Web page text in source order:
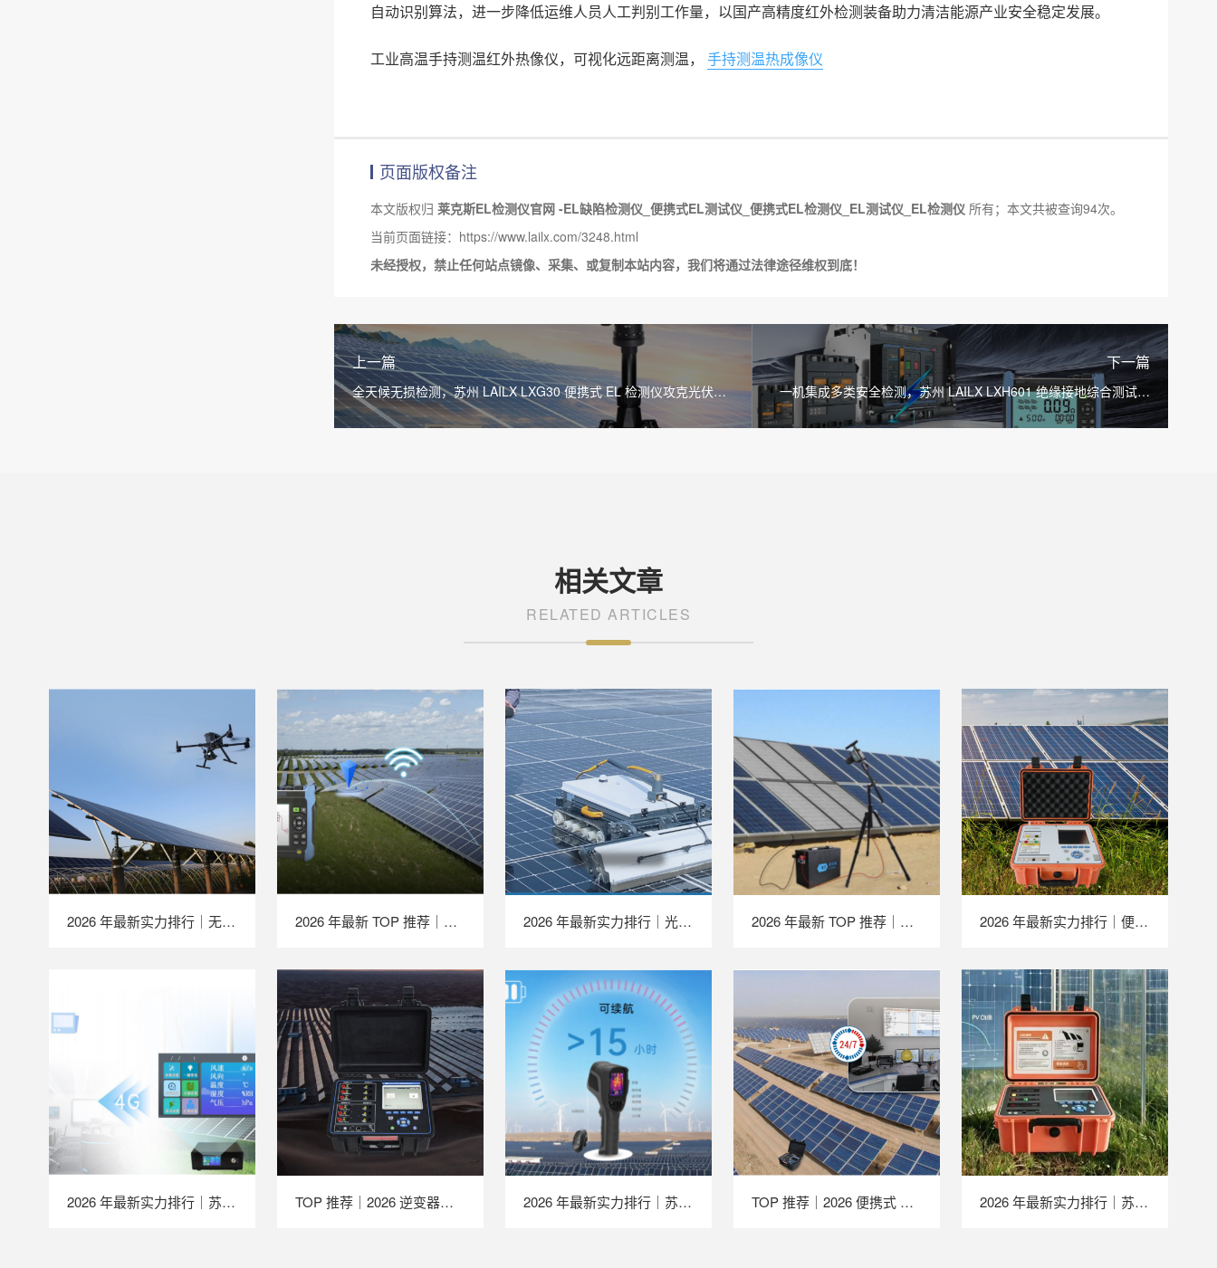
自动识别算法，进一步降低运维人员人工判别工作量，以国产高精度红外检测装备助力清洁能源产业安全稳定发展。
工业高温手持测温红外热像仪，可视化远距离测温， 手持测温热成像仪
页面版权备注
本文版权归 莱克斯EL检测仪官网 -EL缺陷检测仪_便携式EL测试仪_便携式EL检测仪_EL测试仪_EL检测仪 所有；本文共被查询94次。
当前页面链接：https://www.lailx.com/3248.html
未经授权，禁止任何站点镜像、采集、或复制本站内容，我们将通过法律途径维权到底！
上一篇
全天候无损检测，苏州 LAILX LXG30 便携式 EL 检测仪攻克光伏组
件隐裂检测难题
下一篇
一机集成多类安全检测，苏州 LAILX LXH601 绝缘接地综合测试仪
筑牢光伏电气防护底线
相关文章
RELATED ARTICLES
2026 年最新实力排行｜无人机 EL 检测系统 TOP 推荐，LAILX LXH210 深度解析 2026 年最新 TOP 推荐｜绝缘接地综合测试仪实力排行，LAILX LXH601 深度测评 2026 年最新实力排行｜光伏清洗机器人 TOP 推荐，LAILX LX‑H403 深度解析 2026 年最新 TOP 推荐｜便携式 EL 检测仪实力排行，LAILX LXG50 深度测评 2026 年最新实力排行｜便携式 IV 测试仪 TOP 推荐，LAILX LX‑PV31 深度解析
2026 年最新实力排行｜苏州 LAILX LXH506 便携式气象站深度解析 TOP 推荐｜2026 逆变器综合测试仪厂家推荐，苏州 LAILX LX‑PE93 深度解析 2026 年最新实力排行｜苏州 LAILX LX‑F300 手持红外热成像仪深度测评 TOP 推荐｜2026 便携式 EL 检测仪厂家推荐，苏州 LAILX LXG30 深度解析 2026 年最新实力排行｜苏州 LAILX LX‑PV32 便携式 IV 测试仪深度测评